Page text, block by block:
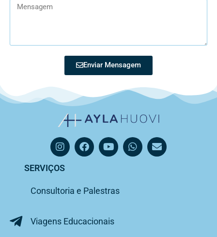
Enviar Mensagem
SERVIÇOS
Consultoria e Palestras
Viagens Educacionais